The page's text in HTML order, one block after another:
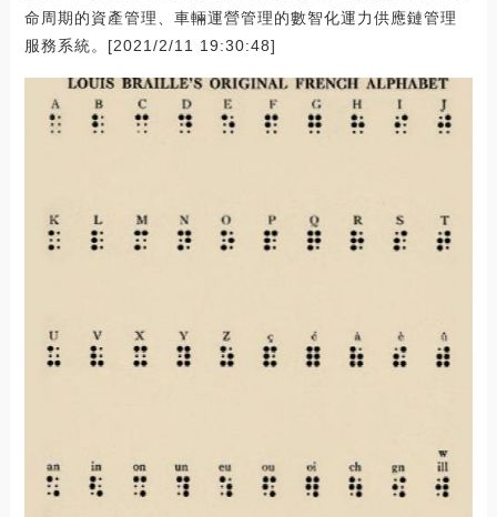
命周期的資產管理、車輛運營管理的數智化運力供應鏈管理
服務系統。[2021/2/11 19:30:48]